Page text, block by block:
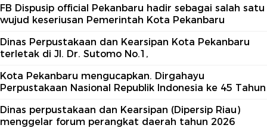
FB Dispusip official Pekanbaru hadir sebagai salah satu
wujud keseriusan Pemerintah Kota Pekanbaru
Dinas Perpustakaan dan Kearsipan Kota Pekanbaru
terletak di Jl. Dr. Sutomo No.1,
Kota Pekanbaru mengucapkan. Dirgahayu
Perpustakaan Nasional Republik Indonesia ke 45 Tahun
Dinas perpustakaan dan Kearsipan (Dipersip Riau)
menggelar forum perangkat daerah tahun 2026